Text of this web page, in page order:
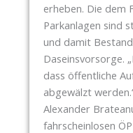
E
N
N
A
Z
I
F
R
B
Ä
T
B
erheben. Die dem
Parkanlagen sind
und damit
Daseinsvorsorge.
dass öffentliche
abgewälzt
Alexander
fahrscheinlosen